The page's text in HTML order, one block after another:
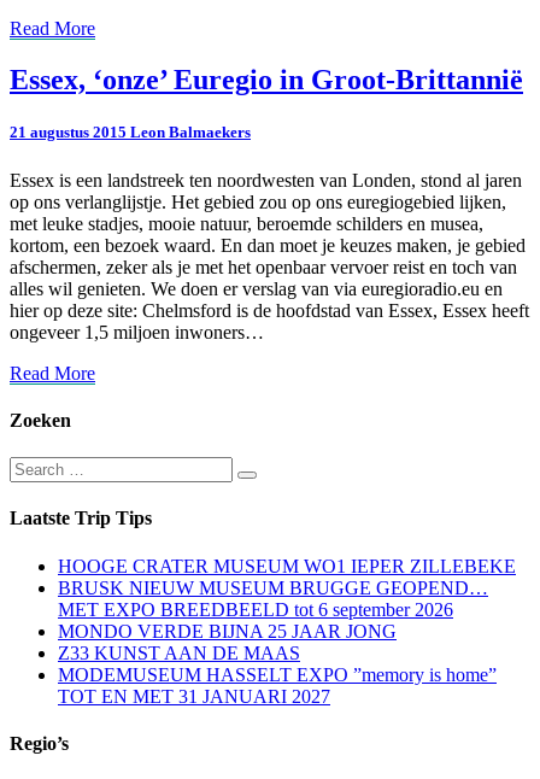
Read MoreRead
Essex,
‘onze’
in
Brittannië
Essex, ‘onze’ Euregio in Groot-Brittannië
21 augustus 2015 Leon Balmaekers
Essex is een landstreek ten noordwesten van Londen, stond al jaren
op ons verlanglijstje. Het gebied zou op ons euregiogebied lijken,
met leuke stadjes, mooie natuur, beroemde schilders en musea,
kortom, een bezoek waard. En dan moet je keuzes maken, je gebied
afschermen, zeker als je met het openbaar vervoer reist en toch van
alles wil genieten. We doen er verslag van via euregioradio.eu en
hier op deze site: Chelmsford is de hoofdstad van Essex, Essex heeft
ongeveer 1,5 miljoen inwoners…
Read MoreRead
Zoeken
Search
for:
Search
Laatste Trip Tips
HOOGE CRATER MUSEUM WO1 IEPER ZILLEBEKE
BRUSK NIEUW MUSEUM BRUGGE GEOPEND…
MET EXPO BREEDBEELD tot 6 september 2026
MONDO VERDE BIJNA 25 JAAR JONG
Z33 KUNST AAN DE MAAS
MODEMUSEUM HASSELT EXPO ”memory is home”
TOT EN MET 31 JANUARI 2027
Regio’s